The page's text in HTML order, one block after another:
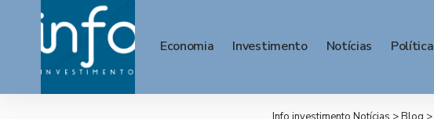
Economia Investimento Notícias Política